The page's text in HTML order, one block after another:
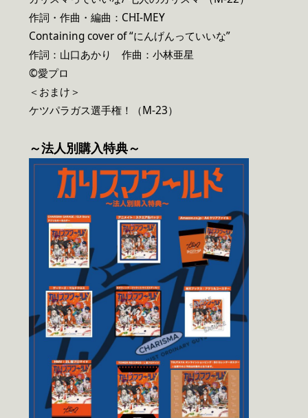
作詞・作曲・編曲：CHI-MEY
Containing cover of “にんげんっていいな”
作詞：山口あかり 作曲：小林亜星
©愛プロ
＜おまけ＞
ケツパラガス選手権！（M-23）
～法人別購入特典～